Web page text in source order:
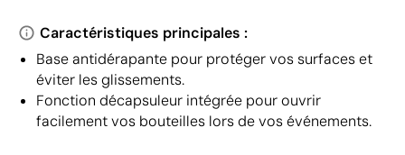
Caractéristiques principales :
Base antidérapante pour protéger vos surfaces et
éviter les glissements.
Fonction décapsuleur intégrée pour ouvrir
facilement vos bouteilles lors de vos événements.